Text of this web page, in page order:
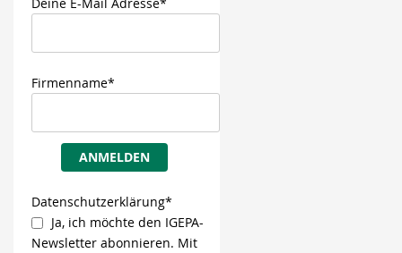
Deine E-Mail Adresse*
Firmenname*
ANMELDEN
Datenschutzerklärung*
Ja, ich möchte den IGEPA-
Newsletter abonnieren. Mit